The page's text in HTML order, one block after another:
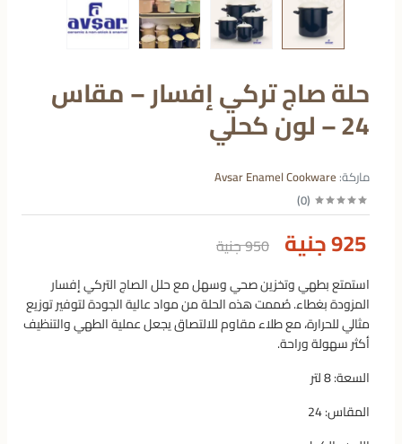
حلة صاج تركي إفسار – مقاس
24 – لون كحلي
ماركة: Avsar Enamel Cookware
(
0
)
925 جنية 950 جنية
استمتع بطهي وتخزين صحي وسهل مع حلل الصاج التركي إفسار
المزودة بغطاء. صُممت هذه الحلة من مواد عالية الجودة لتوفير توزيع
مثالي للحرارة، مع طلاء مقاوم للالتصاق يجعل عملية الطهي والتنظيف
أكثر سهولة وراحة.
السعة: 8 لتر
المقاس: 24